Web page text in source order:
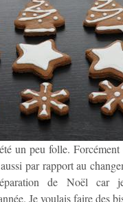
un peu folle.
par rapport au
de Noël car
Je voulais faire des